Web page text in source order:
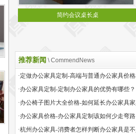
简约会议桌长桌
推荐新闻 \ CommendNews
·办公家具定制-定制办公家具的优势有哪些？
·办公家具价格-办公家具定制该如何少走弯路